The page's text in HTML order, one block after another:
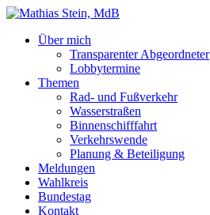
Über mich
Transparenter Abgeordneter
Lobbytermine
Themen
Rad- und Fußverkehr
Wasserstraßen
Binnenschifffahrt
Verkehrswende
Planung & Beteiligung
Meldungen
Wahlkreis
Bundestag
Kontakt